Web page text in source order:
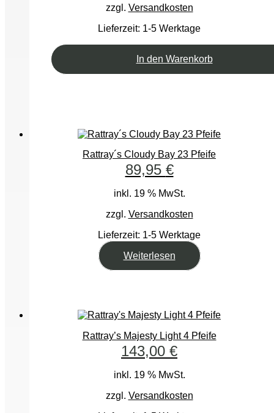
zzgl. Versandkosten
Lieferzeit: 1-5 Werktage
In den Warenkorb
Rattray´s Cloudy Bay 23 Pfeife
89,95 €
inkl. 19 % MwSt.
zzgl. Versandkosten
Lieferzeit: 1-5 Werktage
Weiterlesen
Rattray’s Majesty Light 4 Pfeife
143,00 €
inkl. 19 % MwSt.
zzgl. Versandkosten